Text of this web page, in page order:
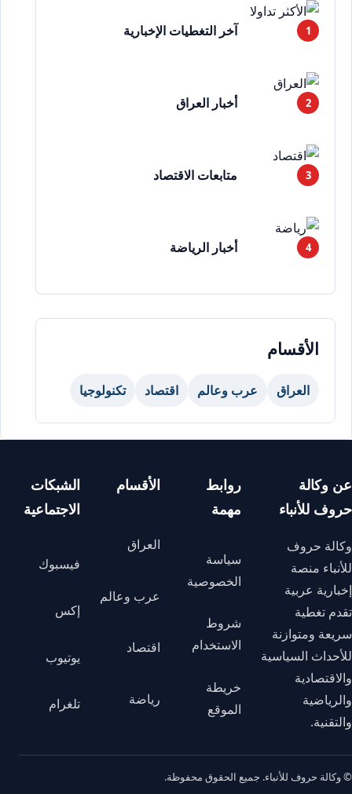
آخر التغطيات الإخبارية
أخبار العراق
متابعات الاقتصاد
أخبار الرياضة
الأقسام
العراق عرب وعالم اقتصاد تكنولوجيا
عن وكالة
حروف للأنباء
وكالة حروف
للأنباء منصة
إخبارية عربية
تقدم تغطية
سريعة ومتوازنة
للأحداث السياسية
والاقتصادية
والرياضية
والتقنية.
روابط
مهمة
سياسة
الخصوصية
شروط
الاستخدام
خريطة
الموقع
الأقسام
العراق
عرب وعالم
اقتصاد
رياضة
الشبكات
الاجتماعية
فيسبوك
إكس
يوتيوب
تلغرام
© وكالة حروف للأنباء. جميع الحقوق محفوظة.